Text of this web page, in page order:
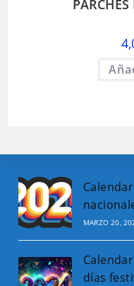
MARZO 20,
días